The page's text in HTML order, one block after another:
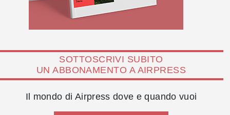
SOTTOSCRIVI SUBITO
UN ABBONAMENTO A AIRPRESS
Il mondo di Airpress dove e quando vuoi